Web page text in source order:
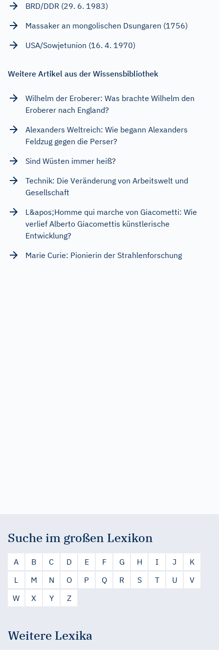
BRD/DDR (29. 6. 1983)
Massaker an mongolischen Dsungaren (1756)
USA/Sowjetunion (16. 4. 1970)
Weitere Artikel aus der Wissensbibliothek
Wilhelm der Eroberer: Was brachte Wilhelm den
Eroberer nach England?
Alexanders Weltreich: Wie begann Alexanders
Feldzug gegen die Perser?
Sind Wüsten immer heiß?
Technik: Die Veränderung von Arbeitswelt und
Gesellschaft
L&apos;Homme qui marche von Giacometti: Wie
verlief Alberto Giacomettis künstlerische
Entwicklung?
Marie Curie: Pionierin der Strahlenforschung
Suche im großen Lexikon
A B C D E F G H I J
K
L
M N O P Q R S T U
V
W
X Y Z
Weitere Lexika